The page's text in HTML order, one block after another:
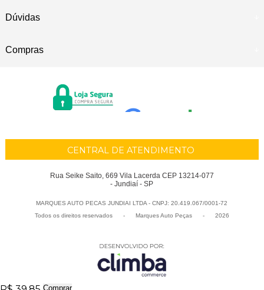
Dúvidas
Compras
CENTRAL DE ATENDIMENTO
Rua Seike Saito, 669 Vila Lacerda CEP 13214-077
- Jundiaí - SP
MARQUES AUTO PECAS JUNDIAI LTDA - CNPJ: 20.419.067/0001-72
Todos os direitos reservados
- Marques Auto Peças - 2026
Comprar